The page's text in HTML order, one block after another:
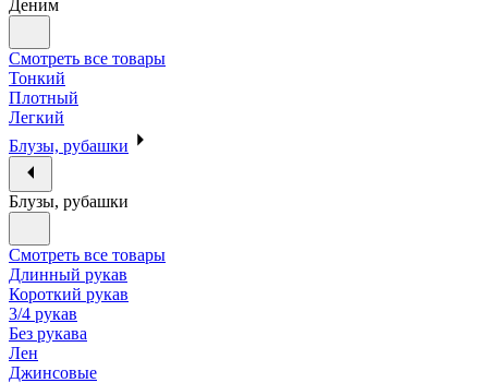
Деним
Смотреть все товары
Тонкий
Плотный
Легкий
Блузы, рубашки
Блузы, рубашки
Смотреть все товары
Длинный рукав
Короткий рукав
3/4 рукав
Без рукава
Лен
Джинсовые